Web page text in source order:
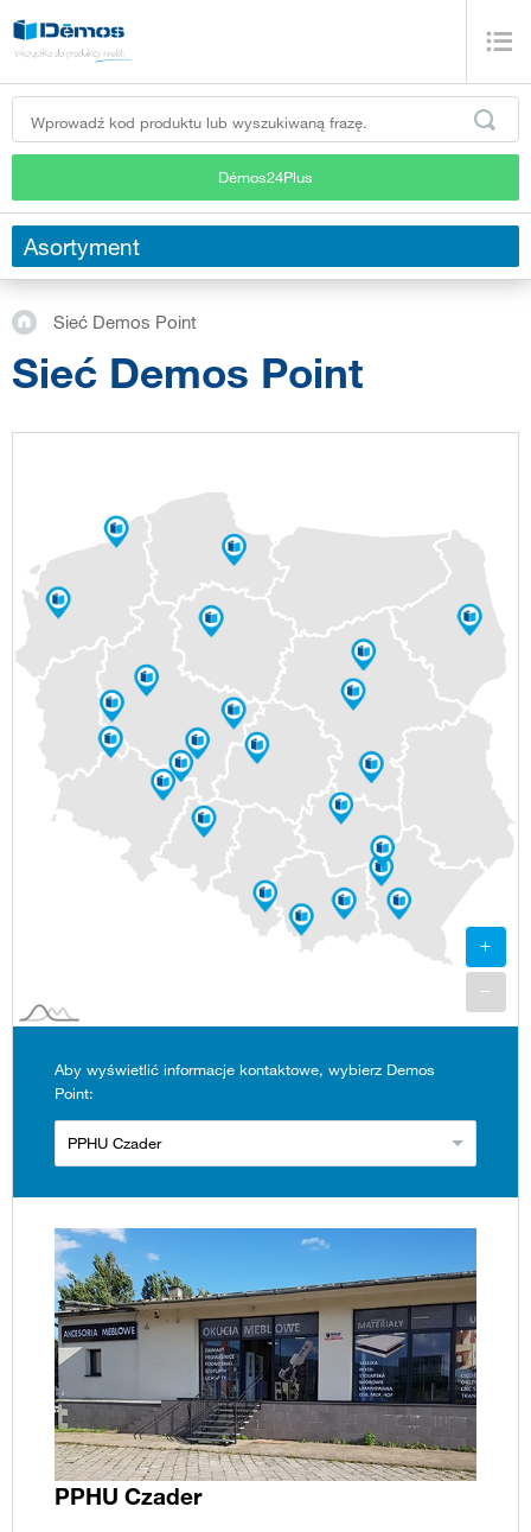
Démos24Plus
Asortyment
Sieć Demos Point
Sieć Demos Point
Aby wyświetlić informacje kontaktowe, wybierz Demos
Point:
PPHU Czader
PPHU Czader